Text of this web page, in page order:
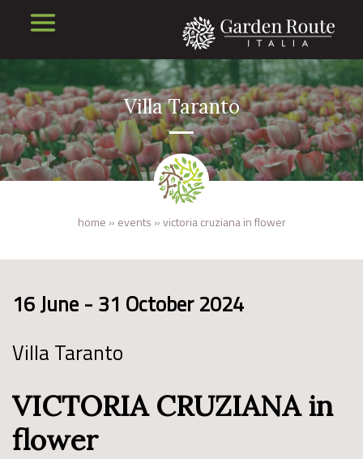
Villa Taranto
home » events »victoria cruziana in flower
16 June - 31 October 2024
Villa Taranto
VICTORIA CRUZIANA in
flower